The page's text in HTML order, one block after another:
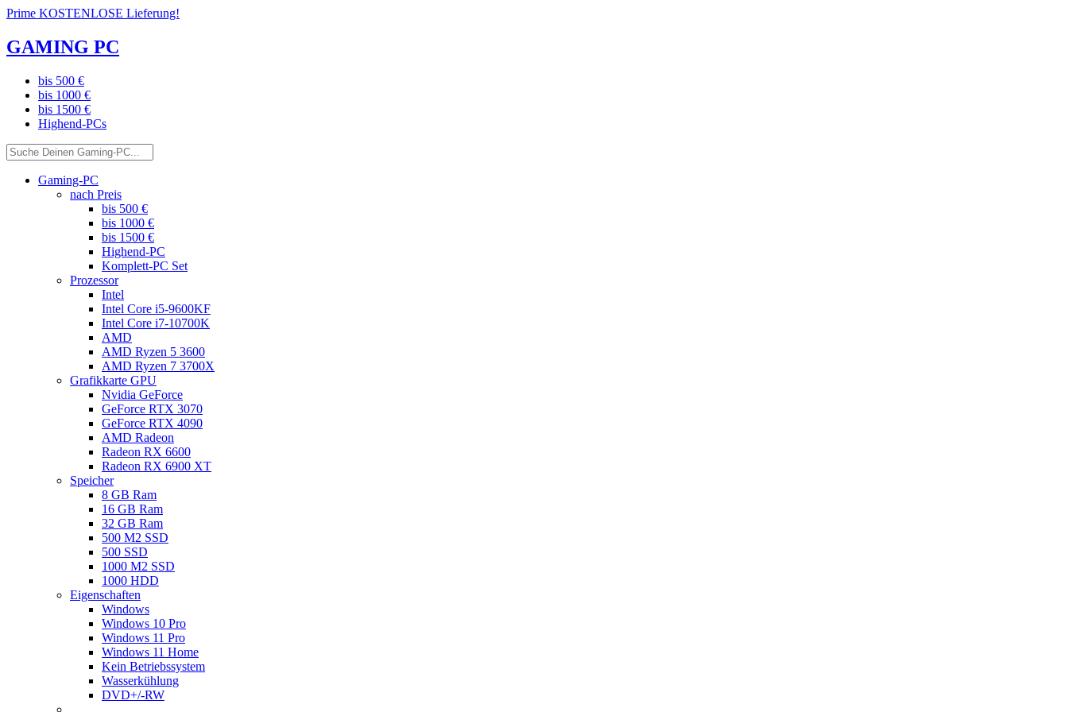
Prime KOSTENLOSE Lieferung!
GAMING PC
bis 500 €
bis 1000 €
bis 1500 €
Highend-PCs
Gaming-PC
nach Preis
bis 500 €
bis 1000 €
bis 1500 €
Highend-PC
Komplett-PC Set
Prozessor
Intel
Intel Core i5-9600KF
Intel Core i7-10700K
AMD
AMD Ryzen 5 3600
AMD Ryzen 7 3700X
Grafikkarte GPU
Nvidia GeForce
GeForce RTX 3070
GeForce RTX 4090
AMD Radeon
Radeon RX 6600
Radeon RX 6900 XT
Speicher
8 GB Ram
16 GB Ram
32 GB Ram
500 M2 SSD
500 SSD
1000 M2 SSD
1000 HDD
Eigenschaften
Windows
Windows 10 Pro
Windows 11 Pro
Windows 11 Home
Kein Betriebssystem
Wasserkühlung
DVD+/-RW